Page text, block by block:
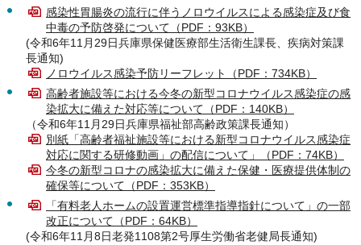
感染性胃腸炎の流行に伴うノロウイルスによる感染症及び食
中毒の予防啓発について（PDF：93KB）
(令和6年11月29日兵庫県保健医療部生活衛生課長、疾病対策課
長通知)
ノロウイルス感染予防リーフレット（PDF：734KB）
高齢者施設等における今冬の新型コロナウイルス感染症の感
染拡大に備えた対応等について（PDF：140KB）
（令和6年11月29日兵庫県福祉部高齢政策課長通知）
別紙「高齢者福祉施設等における新型コロナウイルス感染症
対応に関する研修動画」の配信について」（PDF：74KB）
今冬の新型コロナの感染拡大に備えた保健・医療提供体制の
確保等について（PDF：353KB）
「有料老人ホームの設置運営標準指導指針について」の一部
改正について（PDF：64KB）
(令和6年11月8日老発1108第2号厚生労働省老健局長通知)